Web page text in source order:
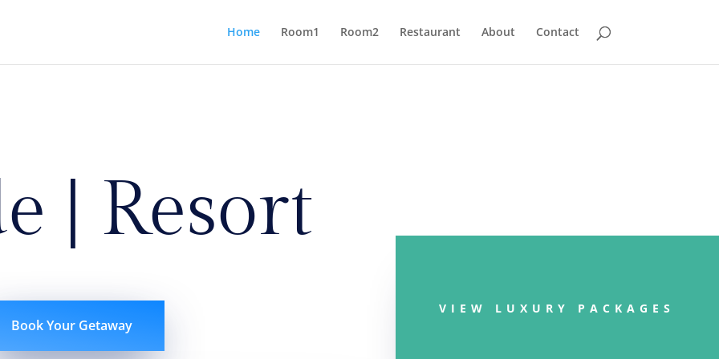
Home Room1 Room2 Restaurant About Contact
| Resort
Book Your Getaway
VIEW LUXURY PACKAGES